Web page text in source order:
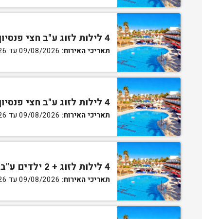
4 לילות לזוג ע"ב חצי פנסיון בחדר סטנדרט
תאריכי האירוח:
4 לילות לזוג ע"ב חצי פנסיון בחדר גן
תאריכי האירוח:
4 לילות לזוג + 2 ילדים ע"ב לינה וארוחת בוקר בחדר סופריור
תאריכי האירוח: